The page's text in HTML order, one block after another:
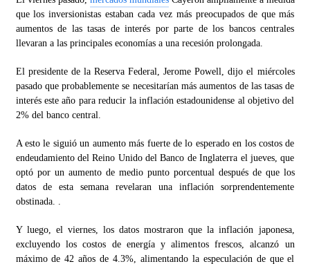
que los inversionistas estaban cada vez más preocupados de que más
aumentos de las tasas de interés por parte de los bancos centrales
llevaran a las principales economías a una recesión prolongada.
El presidente de la Reserva Federal, Jerome Powell, dijo el miércoles
pasado que probablemente se necesitarían más aumentos de las tasas de
interés este año para reducir la inflación estadounidense al objetivo del
2% del banco central.
A esto le siguió un aumento más fuerte de lo esperado en los costos de
endeudamiento del Reino Unido del Banco de Inglaterra el jueves, que
optó por un aumento de medio punto porcentual después de que los
datos de esta semana revelaran una inflación sorprendentemente
obstinada. .
Y luego, el viernes, los datos mostraron que la inflación japonesa,
excluyendo los costos de energía y alimentos frescos, alcanzó un
máximo de 42 años de 4.3%, alimentando la especulación de que el